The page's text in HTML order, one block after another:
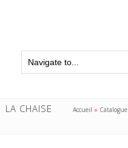
LA CHAISE Accueil » Catalogue